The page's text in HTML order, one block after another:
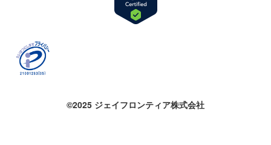
©2025 ジェイフロンティア株式会社